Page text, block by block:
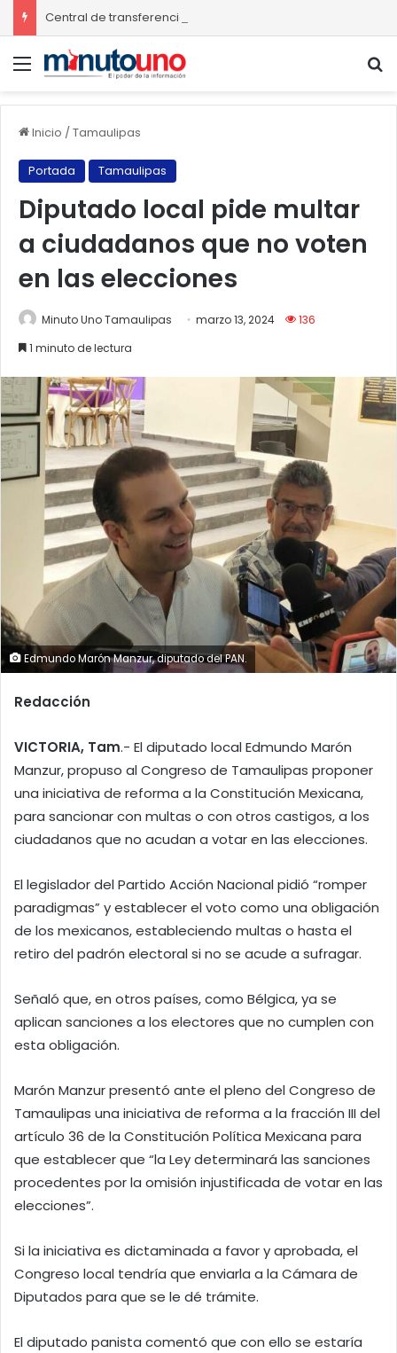
Menú
Inicio /Tamaulipas
Portada Tamaulipas
Diputado local pide multar
a ciudadanos que no voten
en las elecciones
Minuto Uno Tamaulipas marzo 13, 2024
136
1 minuto de lectura
Edmundo Marón Manzur, diputado del PAN.
Redacción
VICTORIA, Tam.- El diputado local Edmundo Marón
Manzur, propuso al Congreso de Tamaulipas proponer
una iniciativa de reforma a la Constitución Mexicana,
para sancionar con multas o con otros castigos, a los
ciudadanos que no acudan a votar en las elecciones.
El legislador del Partido Acción Nacional pidió “romper
paradigmas” y establecer el voto como una obligación
de los mexicanos, estableciendo multas o hasta el
retiro del padrón electoral si no se acude a sufragar.
Señaló que, en otros países, como Bélgica, ya se
aplican sanciones a los electores que no cumplen con
esta obligación.
Marón Manzur presentó ante el pleno del Congreso de
Tamaulipas una iniciativa de reforma a la fracción III del
artículo 36 de la Constitución Política Mexicana para
que establecer que “la Ley determinará las sanciones
procedentes por la omisión injustificada de votar en las
elecciones”.
Si la iniciativa es dictaminada a favor y aprobada, el
Congreso local tendría que enviarla a la Cámara de
Diputados para que se le dé trámite.
El diputado panista comentó que con ello se estaría